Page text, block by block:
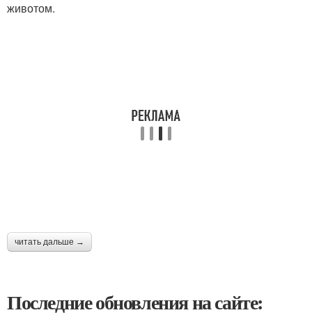
животом.
читать дальше →
Последние обновления на сайте: